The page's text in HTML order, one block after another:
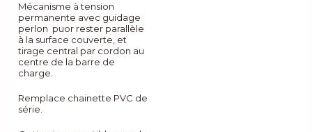
Mécanisme à tension
permanente avec guidage
perlon puor rester parallèle
à la surface couverte, et
tirage central par cordon au
centre de la barre de
charge.
Remplace chainette PVC de
série.